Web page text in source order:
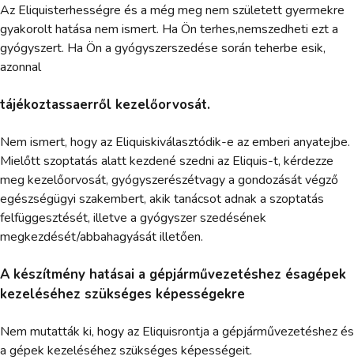
Az Eliquisterhességre és a még meg nem született gyermekre
gyakorolt hatása nem ismert. Ha Ön terhes,nemszedheti ezt a
gyógyszert. Ha Ön a gyógyszerszedése során teherbe esik,
azonnal
tájékoztassaerről kezelőorvosát.
Nem ismert, hogy az Eliquiskiválasztódik-e az emberi anyatejbe.
Mielőtt szoptatás alatt kezdené szedni az Eliquis-t, kérdezze
meg kezelőorvosát, gyógyszerészétvagy a gondozását végző
egészségügyi szakembert, akik tanácsot adnak a szoptatás
felfüggesztését, illetve a gyógyszer szedésének
megkezdését/abbahagyását illetően.
A készítmény hatásai a gépjárművezetéshez ésagépek
kezeléséhez szükséges képességekre
Nem mutatták ki, hogy az Eliquisrontja a gépjárművezetéshez és
a gépek kezeléséhez szükséges képességeit.